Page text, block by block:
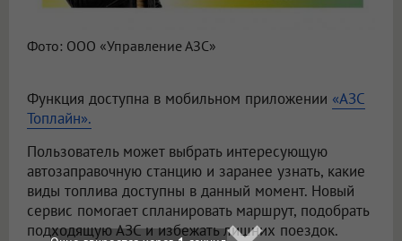
Фото: ООО «Управление АЗС»
Функция доступна в мобильном приложении «АЗС
Топлайн».
Пользователь может выбрать интересующую
автозаправочную станцию и заранее узнать, какие
виды топлива доступны в данный момент. Новый
сервис помогает спланировать маршрут, подобрать
подходящую АЗС и избежать лишних поездок.